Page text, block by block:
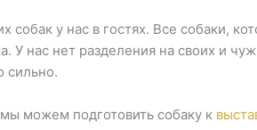
собак у нас в гостях. Все собаки,
У нас нет разделения на своих и
сильно.
можем подготовить собаку к